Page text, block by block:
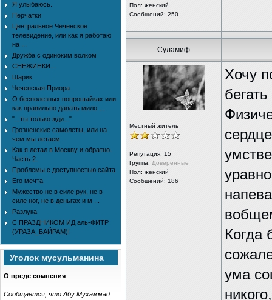
Я улыбаюсь.
Перчатки
Центральное Чеченское
телевидение, или как я работаю
на ...
Дружба с одиноким волком
СНЕЖИНКИ...
Шарик
Чеченская Приора
О бесполезных попрошайках или
как правильно давать мило ...
"...ты только жди..."
Грозненские самолеты, или на
чем мы летаем
Как я летал в Москву и обратно.
Часть 2.
Проблемы с доступностью сайта
Его мечта
Мужество не в силе рук, не в
силе ног, не в деньгах и м ...
Разлука
С ПРАЗДНИКОМ ИД аль-ФИТР
(УРАЗА_БАЙРАМ)!
Уголок мусульманина
О вреде сомнения
Сообщается, что Абу Мухаммад
Пол: женский
Сообщений: 250
Суламиф
Местный житель
Репутация: 15
Группа: Доверенные
Пол: женский
Сообщений: 186
Хочу
Когда
ума